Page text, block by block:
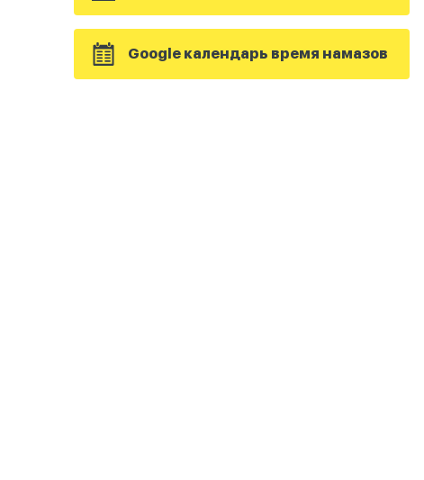
Google календарь время намазов